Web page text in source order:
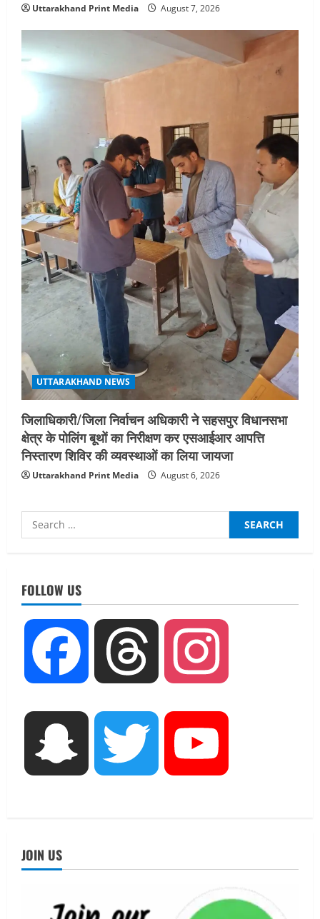
Uttarakhand Print Media August 7, 2026
UTTARAKHAND NEWS
जिलाधिकारी/जिला निर्वाचन अधिकारी ने सहसपुर विधानसभा
क्षेत्र के पोलिंग बूथों का निरीक्षण कर एसआईआर आपत्ति
निस्तारण शिविर की व्यवस्थाओं का लिया जायजा
Uttarakhand Print Media August 6, 2026
Search
for:
FOLLOW US
Facebook Threads
Snapchat Twitter
JOIN US
August 7, 2026
UTTARAKHAND NEWS
जिलाधिकारी/जिला निर्वाचन अधिकारी ने
सहसपुर विधानसभा क्षेत्र के पोलिंग बूथों का
August 6, 2026
UTTARAKHAND NEWS
तीलू रौतेली पुरस्कार के लिए 13 वीरांगनाओं का
चयन : रेखा आर्या
आयोजन